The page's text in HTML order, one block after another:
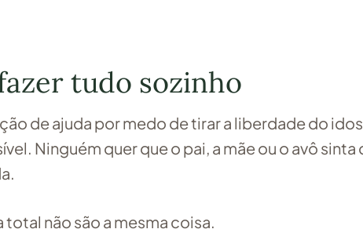
tudo sozinho
de ajuda por medo de tirar a liberdade do
Ninguém quer que o pai, a mãe ou o avô sinta
não são a mesma coisa.